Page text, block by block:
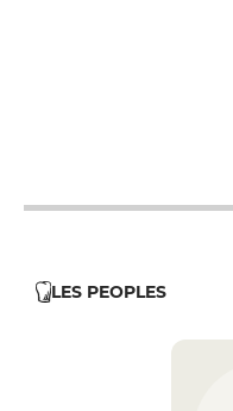
LES PEOPLES